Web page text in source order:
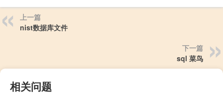
上一篇
nist数据库文件
下一篇
sql 菜鸟
相关问题